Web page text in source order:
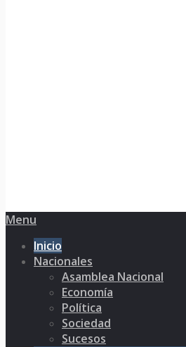
Menu
Inicio
Nacionales
Asamblea Nacional
Economía
Política
Sociedad
Sucesos